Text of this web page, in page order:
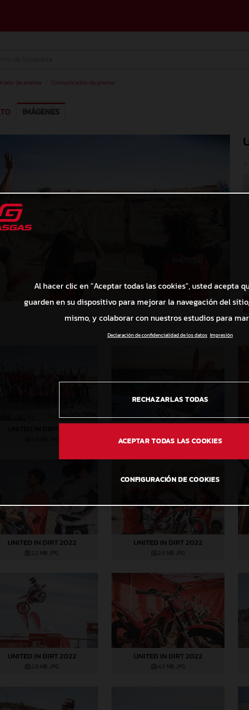
de prensa Comunicados de prensa
IMÁGENES
3,6 MB .JPG
UNITED IN DIRT 2022
2,2 MB .JPG
UNITED IN DIRT 2022
2,6 MB .JPG
UNITED IN DIRT 2022
2,8 MB .JPG
UNITED IN DIRT 2022
4,3 MB .JPG
Al hacer clic en “Aceptar todas las cookies”, usted acepta
guarden en su dispositivo para mejorar la navegación del
mismo, y colaborar con nuestros estudios para
Declaración de confidencialidad de los datos Impresión
RECHAZARLAS TODAS
ACEPTAR TODAS LAS COOKIES
CONFIGURACIÓN DE COOKIES